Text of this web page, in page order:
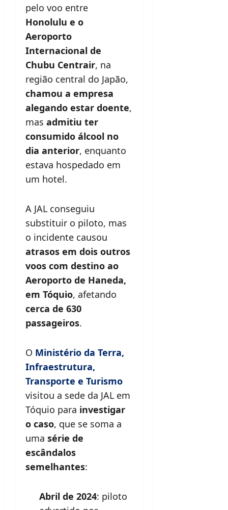
pelo voo entre
Honolulu e o
Aeroporto
Internacional de
Chubu Centrair, na
região central do Japão,
chamou a empresa
alegando estar doente,
mas admitiu ter
consumido álcool no
dia anterior, enquanto
estava hospedado em
um hotel.
A JAL conseguiu
substituir o piloto, mas
o incidente causou
atrasos em dois outros
voos com destino ao
Aeroporto de Haneda,
em Tóquio, afetando
cerca de 630
passageiros.
O Ministério da Terra,
Infraestrutura,
Transporte e Turismo
visitou a sede da JAL em
Tóquio para investigar
o caso, que se soma a
uma série de
escândalos
semelhantes:
Abril de 2024: piloto